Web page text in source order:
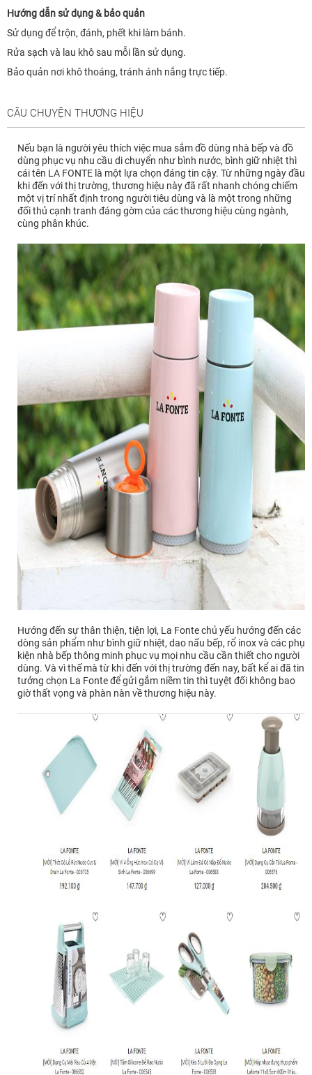
Hướng dẫn sử dụng & bảo quản
Sử dụng để trộn, đánh, phết khi làm bánh.
Rửa sạch và lau khô sau mỗi lần sử dụng.
Bảo quản nơi khô thoáng, tránh ánh nắng trực tiếp.
CÂU CHUYỆN THƯƠNG HIỆU
Nếu bạn là người yêu thích việc mua sắm đồ dùng nhà bếp và đồ
dùng phục vụ nhu cầu di chuyển như bình nước, bình giữ nhiệt thì
cái tên LA FONTE là một lựa chọn đáng tin cậy. Từ những ngày đầu
khi đến với thị trường, thương hiệu này đã rất nhanh chóng chiếm
một vị trí nhất định trong người tiêu dùng và là một trong những
đối thủ cạnh tranh đáng gờm của các thương hiệu cùng ngành,
cùng phân khúc.
Hướng đến sự thân thiện, tiện lợi, La Fonte chủ yếu hướng đến các
dòng sản phẩm như bình giữ nhiệt, dao nấu bếp, rổ inox và các phụ
kiện nhà bếp thông minh phục vụ mọi nhu cầu cần thiết cho người
dùng. Và vì thế mà từ khi đến với thị trường đến nay, bất kể ai đã tin
tưởng chọn La Fonte để gửi gắm niềm tin thì tuyệt đối không bao
giờ thất vọng và phàn nàn về thương hiệu này.